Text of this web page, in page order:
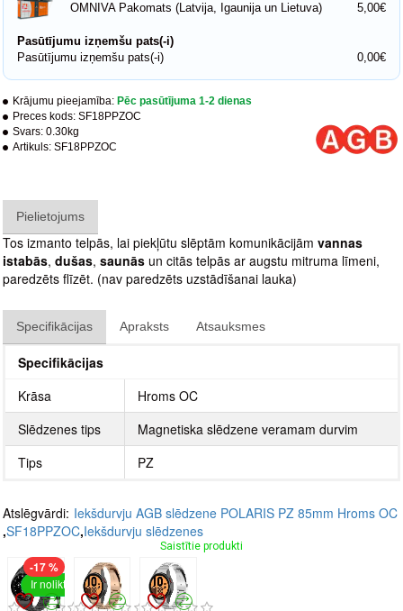
Krājumu pieejamība: Pēc pasūtījuma 1-2 dienas
Preces kods: SF18PPZOC
Svars: 0.30kg
Artikuls: SF18PPZOC
OMNIVA Pakomats (Latvija, Igaunija un Lietuva) 5,00€
Pasūtījumu izņemšu pats(-i)
Pasūtījumu izņemšu pats(-i)
0,00€
Pielietojums
Tos izmanto telpās, lai piekļūtu slēptām komunikācijām vannas
istabās, dušas, saunās un citās telpās ar augstu mitruma līmeni,
paredzēts flīzēt. (nav paredzēts uzstādīšanai lauka)
Specifikācijas Apraksts Atsauksmes
Specifikācijas
Krāsa
Hroms OC
Slēdzenes tips
Magnetiska slēdzene veramam durvim
Tips
PZ
Atslēgvārdi: Iekšdurvju AGB slēdzene POLARIS PZ 85mm Hroms OC
,SF18PPZOC,Iekšdurvju slēdzenes
Saistītie produkti
Ir noliktavā
-17 %